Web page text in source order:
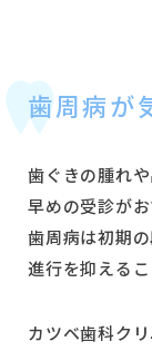
歯周病が
歯ぐきの腫れ
早めの受診がお
歯周病は初期
進行を抑えるこ
カツベ歯科クリ